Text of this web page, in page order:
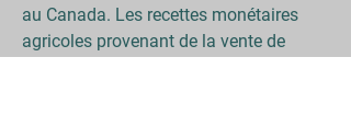
au Canada. Les recettes monétaires
agricoles provenant de la vente de